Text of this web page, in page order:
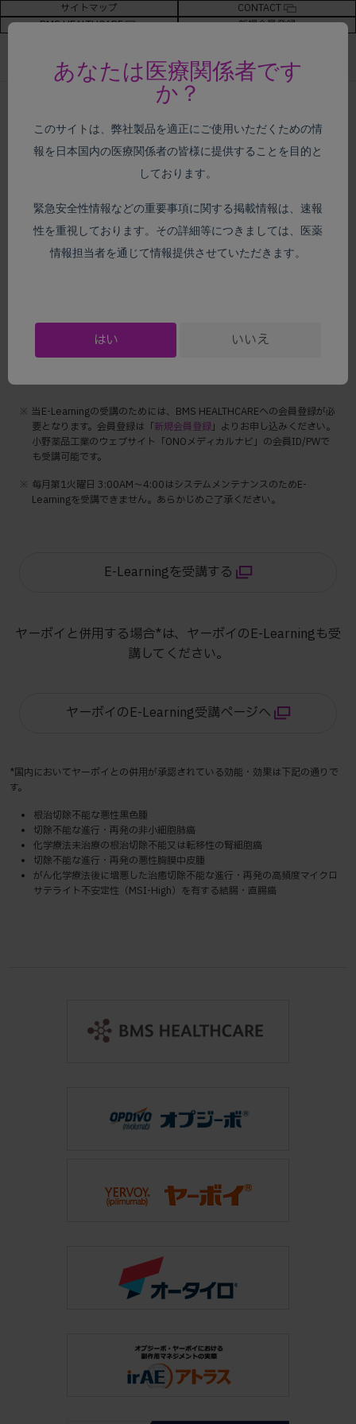
サイトマップ
CONTACT
BMS HEALTHCARE
新規会員登録
> E-Learning
製品情報
E-Learning
ます。適正使用のため、オプジーボを処方いただく前に当
E-learningの受講をお願い致します。受講の際には、適正
※ 当E-Learningの受講のためには、BMS HEALTHCAREへの会員登録が必
要となります。会員登録は「新規会員登録」よりお申し込みください。
小野薬品工業のウェブサイト「ONOメディカルナビ」の会員ID/PWで
も受講可能です。
※ 毎月第1火曜日 3:00AM〜4:00はシステムメンテナンスのためE-
Learningを受講できません。あらかじめご了承ください。
E-Learningを受講する
ヤーボイと併用する場合*は、ヤーボイのE-Learningも受
講してください。
ヤーボイのE-Learning受講ページへ
*国内においてヤーボイとの併用が承認されている効能・効果は下記の通りで
す。
根治切除不能な悪性黒色腫
切除不能な進行・再発の非小細胞肺癌
化学療法未治療の根治切除不能又は転移性の腎細胞癌
切除不能な進行・再発の悪性胸膜中皮腫
がん化学療法後に増悪した治癒切除不能な進行・再発の高頻度マイクロ
サテライト不安定性（MSI-High）を有する結腸・直腸癌
あなたは医療関係者です
か？
このサイトは、弊社製品を適正にご使用いただくための情
報を日本国内の医療関係者の皆様に提供することを目的と
しております。
緊急安全性情報などの重要事項に関する掲載情報は、速報
性を重視しております。その詳細等につきましては、医薬
情報担当者を通じて情報提供させていただきます。
はい いいえ